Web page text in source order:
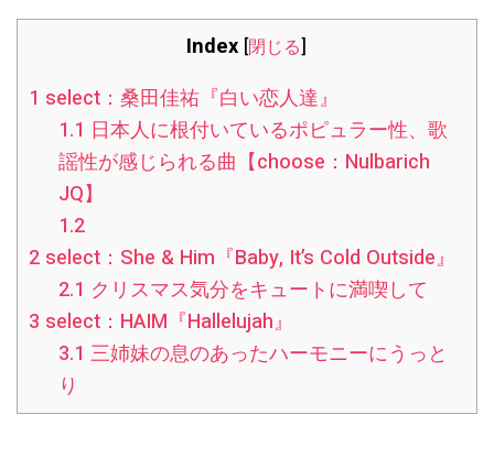
Index [閉じる]
1 select：桑田佳祐『白い恋人達』
1.1 日本人に根付いているポピュラー性、歌
謡性が感じられる曲【choose：Nulbarich
JQ】
1.2
2select：She & Him『Baby, It’s Cold Outside』
2.1 クリスマス気分をキュートに満喫して
3 select：HAIM『Hallelujah』
3.1 三姉妹の息のあったハーモニーにうっと
り